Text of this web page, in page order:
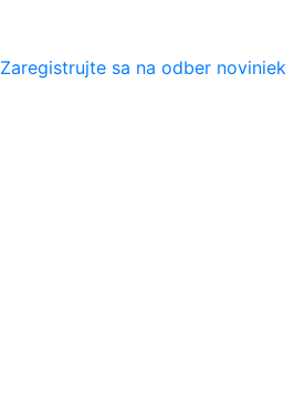
Zaregistrujte sa na odber noviniek